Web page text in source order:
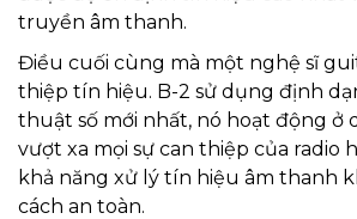
truyền âm thanh.
Điều cuối cùng mà một nghệ sĩ
thiệp tín hiệu. B-2 sử dụng định
thuật số mới nhất, nó hoạt động ở
vượt xa mọi sự can thiệp của radio
khả năng xử lý tín hiệu âm thanh
cách an toàn.